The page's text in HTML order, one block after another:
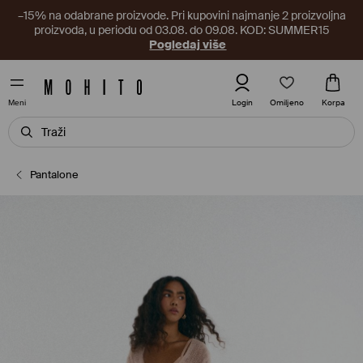
–15% na odabrane proizvode. Pri kupovini najmanje 2 proizvoljna
proizvoda, u periodu od 03.08. do 09.08. KOD: SUMMER15
Pogledaj više
Meni Login Omiljeno Korpa
Pantalone